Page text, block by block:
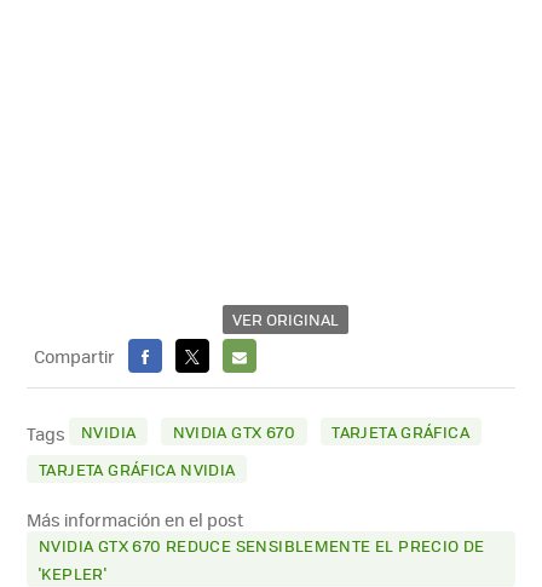
VER ORIGINAL
Compartir
FACEBOOK
X
E-
MAIL
Tags NVIDIA NVIDIA GTX 670
TARJETA GRÁFICA
TARJETA GRÁFICA NVIDIA
Más información en el post
NVIDIA GTX 670 REDUCE SENSIBLEMENTE EL PRECIO DE
'KEPLER'